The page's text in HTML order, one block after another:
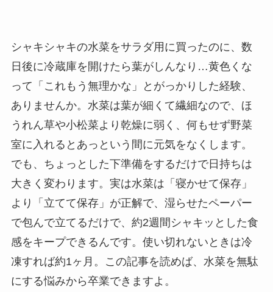
シャキシャキの水菜をサラダ用に買ったのに、数
日後に冷蔵庫を開けたら葉がしんなり…黄色くな
って「これもう無理かな」とがっかりした経験、
ありませんか。水菜は葉が細くて繊細なので、ほ
うれん草や小松菜より乾燥に弱く、何もせず野菜
室に入れるとあっという間に元気をなくします。
でも、ちょっとした下準備をするだけで日持ちは
大きく変わります。実は水菜は「寝かせて保存」
より「立てて保存」が正解で、湿らせたペーパー
で包んで立てるだけで、約2週間シャキッとした食
感をキープできるんです。使い切れないときは冷
凍すれば約1ヶ月。この記事を読めば、水菜を無駄
にする悩みから卒業できますよ。